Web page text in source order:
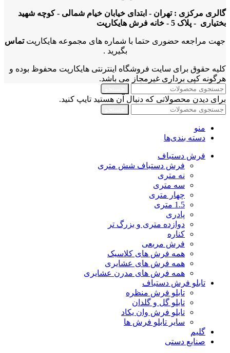
گالری مرکزی : تهران - ابتدای خیابان خیام شمالی - کوچه شهید
بختیاری - پلاک 5 - خانه فرش هایکارپت
جهت مراجعه حضوری حتما با شماره های مجموعه هایکارپتتماس
بگیرید .
کلیه حقوق برای سایت فروشگاه اینترنتی هایکارپت محفوظ بوده و
هرگونه کپی برداری غیرمجاز می باشد.
برای دیدن محصولاتی که دنبال آن هستید تایپ کنید.
منو
دسته بندی‌ها
فرش دستباف
فرش دستباف شش متری
نه متری
سه متری
چهار متری
1.5 متری
پادری
دوازده متری و بزرگ تر
کناره
فرش مربعی
همه فرش های کلاسیک
همه فرش های عشایری
همه فرش های مدرن عشایری
تابلو فرش دستباف
تابلو فرش منظره
تابلو گل و گلدان
تابلو فرش وان یکاد
سایر تابلو فرش ها
گلیم
صنایع دستی